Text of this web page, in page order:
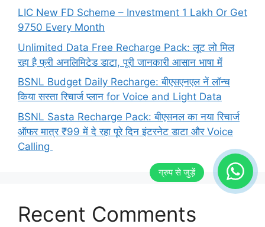
LIC New FD Scheme – Investment 1 Lakh Or Get
9750 Every Month
Unlimited Data Free Recharge Pack: लूट लो मिल
रहा है फ्री अनलिमिटेड डाटा, पूरी जानकारी आसान भाषा में
BSNL Budget Daily Recharge: बीएसएनएल नें लॉन्च
किया सस्ता रिचार्ज प्लान for Voice and Light Data
BSNL Sasta Recharge Pack: बीएसनल का नया रिचार्ज
ऑफर मात्र ₹99 में दे रहा पूरे दिन इंटरनेट डाटा और Voice
Calling
Recent Comments